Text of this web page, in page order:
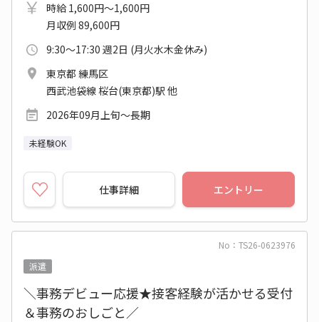
時給 1,600円～1,600円
月収例 89,600円
9:30～17:30 週2日 (月火水木金休み)
東京都 練馬区
西武池袋線 桜台(東京都)駅 他
2026年09月上旬～長期
未経験OK
仕事詳細 エントリー
No：TS26-0623976
派遣
＼事務デビュー応援★接客経験が活かせる受付
＆事務のおしごと／